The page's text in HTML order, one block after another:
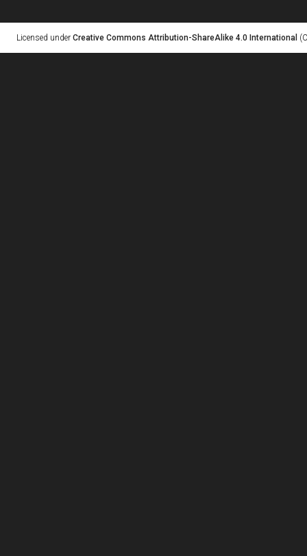
Licensed under Creative Commons Attribution-ShareAlike 4.0 International